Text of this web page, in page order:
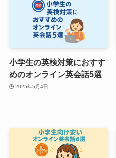
小学生の英検対策におすす
めのオンライン英会話5選
2025年5月4日